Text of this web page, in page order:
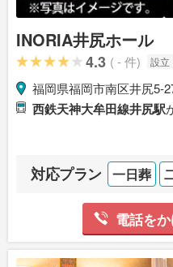
INORIA井尻ホール
4.3 ( - 件) 設立
福岡県福岡市南区井尻5-
西鉄天神大牟田線井尻駅
対応プラン 一日葬
電話を